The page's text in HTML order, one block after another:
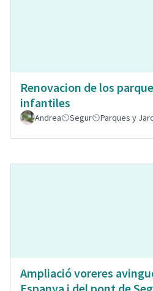
Renovacion de los
infantiles
Andrea Segur Parques y
Ampliació voreres